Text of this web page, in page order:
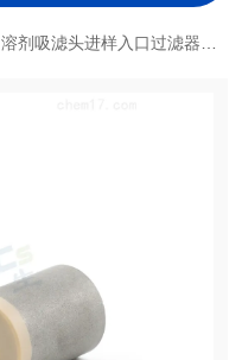
溶剂吸滤头进样入口过滤器